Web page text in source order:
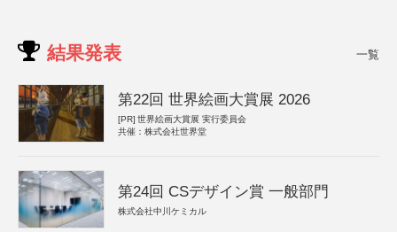
結果発表 一覧
第22回 世界絵画大賞展 2026
[PR] 世界絵画大賞展 実行委員会
共催：株式会社世界堂
第24回 CSデザイン賞 一般部門
株式会社中川ケミカル